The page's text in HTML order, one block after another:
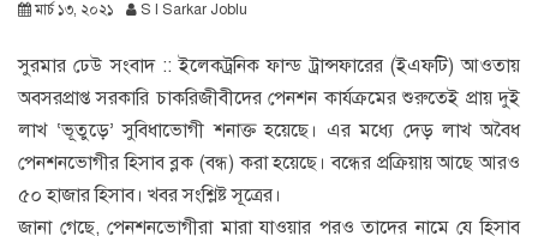
মার্চ ১৩, ২০২১ S I Sarkar Joblu
সুরমার ঢেউ সংবাদ :: ইলেকট্রনিক ফান্ড ট্রান্সফারের (ইএফটি) আওতায়
অবসরপ্রাপ্ত সরকারি চাকরিজীবীদের পেনশন কার্যক্রমের শুরুতেই প্রায় দুই
লাখ ‘ভূতুড়ে’ সুবিধাভোগী শনাক্ত হয়েছে। এর মধ্যে দেড় লাখ অবৈধ
পেনশনভোগীর হিসাব ব্লক (বন্ধ) করা হয়েছে। বন্ধের প্রক্রিয়ায় আছে আরও
৫০ হাজার হিসাব। খবর সংশ্লিষ্ট সূত্রের।
জানা গেছে, পেনশনভোগীরা মারা যাওয়ার পরও তাদের নামে যে হিসাব